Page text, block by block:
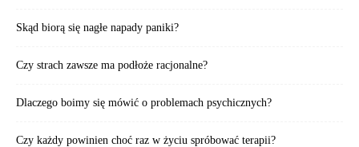
Skąd biorą się nagłe napady paniki?
Czy strach zawsze ma podłoże racjonalne?
Dlaczego boimy się mówić o problemach psychicznych?
Czy każdy powinien choć raz w życiu spróbować terapii?